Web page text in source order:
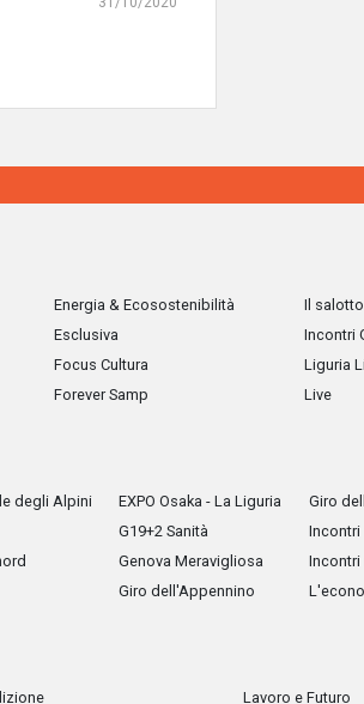
Energia & Ecosostenibilità
Esclusiva
Focus Cultura
Forever Samp
Il
Incontri
Liguria
Live
degli Alpini
EXPO Osaka - La Liguria
G19+2 Sanità
Genova Meravigliosa
Giro dell'Appennino
Giro
Incontri
Incontri
Lavoro e Futuro